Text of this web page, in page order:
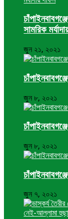
সামরিক
জুন ২১, ২০২১
জুন ৮, ২০২১
জুন ৮, ২০২১
জুন ৭, ২০২১